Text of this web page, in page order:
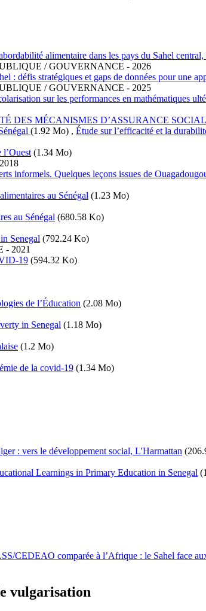
alimentaire dans les pays du Sahel
/ GOUVERNANCE - 2026
: défis stratégiques et gaps de données pour une
/ GOUVERNANCE - 2025
sur les performances en mathématiques
DES MÉCANISMES D’ASSURANCE
(1.92 Mo) , Étude sur l’efficacité et la
l’Ouest (1.34 Mo)
2018
informels. Quelques leçons issues de
au Sénégal (1.23 Mo)
au Sénégal (680.58 Ko)
Senegal (792.24 Ko)
- 2021
19 (594.32 Ko)
de l’Éducation (2.08 Mo)
in Senegal (1.18 Mo)
(1.2 Mo)
de la covid-19 (1.34 Mo)
: vers le développement social, L'Harmattan
Learnings in Primary Education in Senegal
CEDEAO comparée à l’Afrique : le Sahel face
vulgarisation